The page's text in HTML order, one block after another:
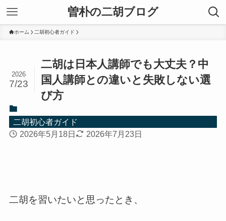
曽朴の二胡ブログ
ホーム 二胡初心者ガイド
二胡は日本人講師でも大丈夫？中
国人講師との違いと失敗しない選
び方
2026
7/23
二胡初心者ガイド
2026年5月18日
2026年7月23日
二胡を習いたいと思ったとき、